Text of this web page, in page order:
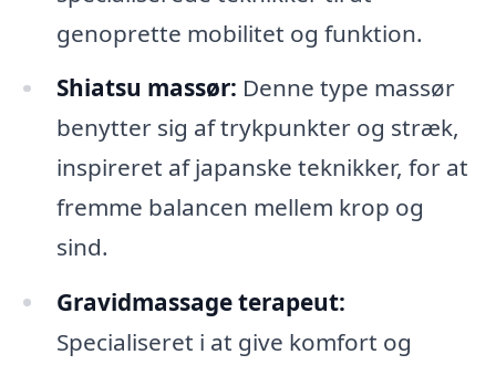
genoprette mobilitet og funktion.
Shiatsu massør: Denne type massør
benytter sig af trykpunkter og stræk,
inspireret af japanske teknikker, for at
fremme balancen mellem krop og
sind.
Gravidmassage terapeut:
Specialiseret i at give komfort og